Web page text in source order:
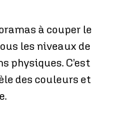
à couper le
les niveaux de
physiques. C’est
des couleurs et